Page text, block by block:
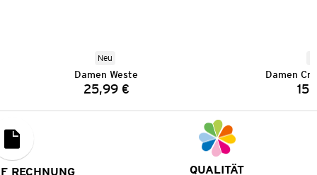
Neu
Damen Weste
Preis:
25,99 €
Damen
RECHNUNG QUALITÄT